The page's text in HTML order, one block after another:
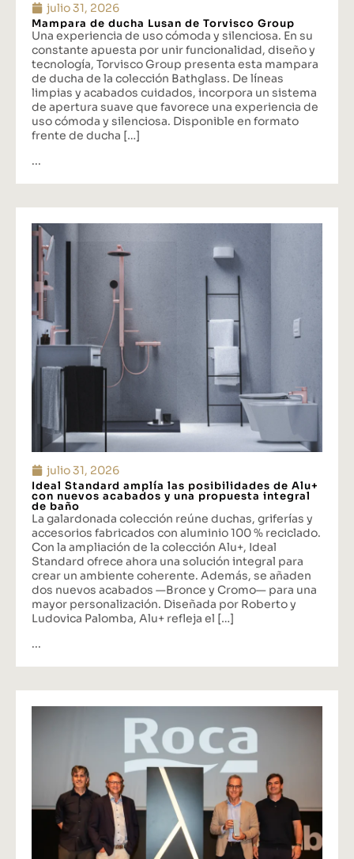
julio 31, 2026
Mampara de ducha Lusan de Torvisco Group
Una experiencia de uso cómoda y silenciosa. En su
constante apuesta por unir funcionalidad, diseño y
tecnología, Torvisco Group presenta esta mampara
de ducha de la colección Bathglass. De líneas
limpias y acabados cuidados, incorpora un sistema
de apertura suave que favorece una experiencia de
uso cómoda y silenciosa. Disponible en formato
frente de ducha […]
...
julio 31, 2026
Ideal Standard amplía las posibilidades de Alu+
con nuevos acabados y una propuesta integral
de baño
La galardonada colección reúne duchas, griferías y
accesorios fabricados con aluminio 100 % reciclado.
Con la ampliación de la colección Alu+, Ideal
Standard ofrece ahora una solución integral para
crear un ambiente coherente. Además, se añaden
dos nuevos acabados —Bronce y Cromo— para una
mayor personalización. Diseñada por Roberto y
Ludovica Palomba, Alu+ refleja el […]
...